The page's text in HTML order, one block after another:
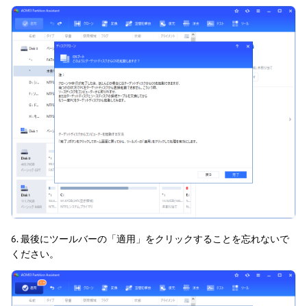
6. 最後にツールバーの「適用」をクリックすることを忘れないで
ください。